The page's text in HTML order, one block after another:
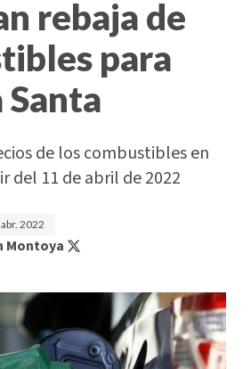
rebaja de
para
Santa
de los combustibles en
del 11 de abril de 2022
abr. 2022
Montoya